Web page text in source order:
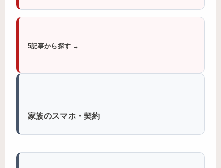
5記事から探す →
家族のスマホ・契約